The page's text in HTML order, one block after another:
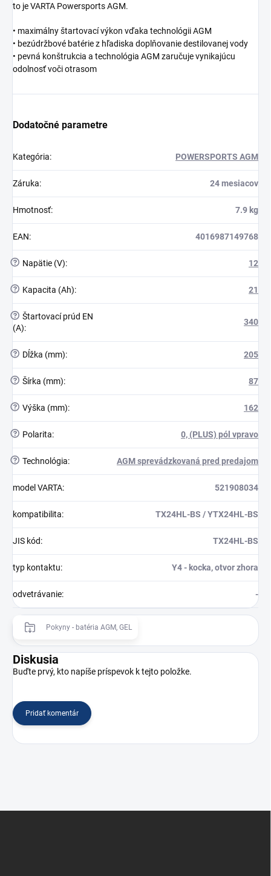
to je VARTA Powersports AGM.
• maximálny štartovací výkon vďaka technológii AGM
• bezúdržbové batérie z hľadiska doplňovanie destilovanej vody
• pevná konštrukcia a technológia AGM zaručuje vynikajúcu
odolnosť voči otrasom
Dodatočné parametre
Kategória: POWERSPORTS AGM
Záruka: 24 mesiacov
Hmotnosť: 7.9 kg
EAN: 4016987149768
? Napätie (V): 12
? Kapacita (Ah): 21
? Štartovací prúd EN
(A):
340
? Dĺžka (mm): 205
? Šírka (mm): 87
? Výška (mm): 162
? Polarita: 0, (PLUS) pól vpravo
? Technológia: AGM sprevádzkovaná pred predajom
model VARTA: 521908034
kompatibilita: TX24HL-BS / YTX24HL-BS
JIS kód: TX24HL-BS
typ kontaktu: Y4 - kocka, otvor zhora
odvetrávanie: -
Pokyny - batéria AGM, GEL
Diskusia
Buďte prvý, kto napíše príspevok k tejto položke.
Pridať komentár